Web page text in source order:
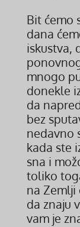
Bit ćemo
dana
iskustva,
mnogo
donekle
da
bez
nedavno
kada ste
sna i
toliko
na Zemlji
da znaju
vam je